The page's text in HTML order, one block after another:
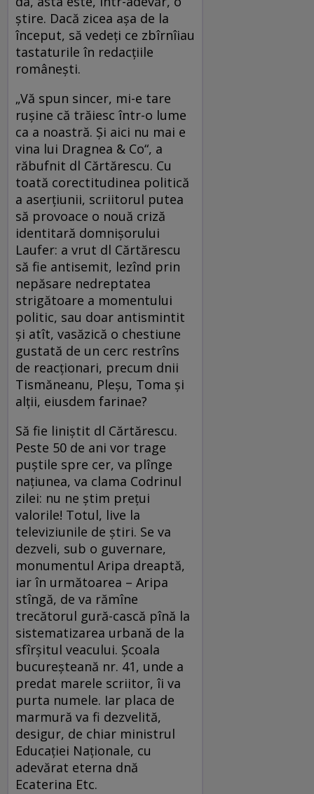
știre. Dacă zicea așa de la
început, să vedeți ce zbîrnîiau
tastaturile în redacțiile
românești.
„Vă spun sincer, mi-e tare
ruşine că trăiesc într-o lume
ca a noastră. Şi aici nu mai e
vina lui Dragnea & Co“, a
răbufnit dl Cărtărescu. Cu
toată corectitudinea politică
a aserțiunii, scriitorul putea
să provoace o nouă criză
identitară domnișorului
Laufer: a vrut dl Cărtărescu
să fie antisemit, lezînd prin
nepăsare nedreptatea
strigătoare a momentului
politic, sau doar antismintit
și atît, vasăzică o chestiune
gustată de un cerc restrîns
de reacționari, precum dnii
Tismăneanu, Pleșu, Toma și
alții, eiusdem farinae?
Să fie liniștit dl Cărtărescu.
Peste 50 de ani vor trage
puștile spre cer, va plînge
națiunea, va clama Codrinul
zilei: nu ne știm prețui
valorile! Totul, live la
televiziunile de știri. Se va
dezveli, sub o guvernare,
monumentul Aripa dreaptă,
iar în următoarea – Aripa
stîngă, de va rămîne
trecătorul gură-cască pînă la
sistematizarea urbană de la
sfîrșitul veacului. Școala
bucureșteană nr. 41, unde a
predat marele scriitor, îi va
purta numele. Iar placa de
marmură va fi dezvelită,
desigur, de chiar ministrul
Educației Naționale, cu
adevărat eterna dnă
Ecaterina Etc.